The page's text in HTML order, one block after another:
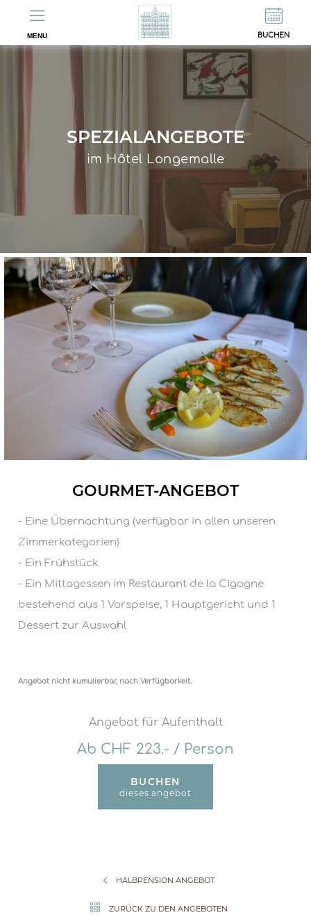
MENU BUCHEN
SPEZIALANGEBOTE
im Hôtel Longemalle
GOURMET-ANGEBOT
- Eine Übernachtung (verfügbar in allen unseren
Zimmerkategorien)
- Ein Frühstück
- Ein Mittagessen im Restaurant de la Cigogne
bestehend aus 1 Vorspeise, 1 Hauptgericht und 1
Dessert zur Auswahl
Angebot nicht kumulierbar, nach Verfügbarkeit.
Angebot für Aufenthalt
Ab CHF 223.- / Person
BUCHEN
dieses angebot
HALBPENSION ANGEBOT
ZURÜCK ZU DEN ANGEBOTEN
RESTAURANT BALILA